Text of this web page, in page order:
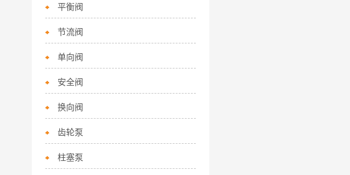
平衡阀
节流阀
单向阀
安全阀
换向阀
齿轮泵
柱塞泵